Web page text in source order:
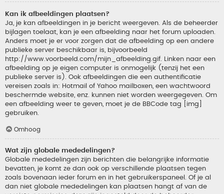
Kan ik afbeeldingen plaatsen?
Ja, je kan afbeeldingen in je bericht weergeven. Als de beheerder
bijlagen toelaat, kan je een afbeelding naar het forum uploaden.
Anders moet je er voor zorgen dat de afbeelding op een andere
publieke server beschikbaar is, bijvoorbeeld
http://www.voorbeeld.com/mijn_afbeelding.gif. Linken naar een
afbeelding op je eigen computer is onmogelijk (tenzij het een
publieke server is). Ook afbeeldingen die een authentificatie
vereisen zoals in: Hotmail of Yahoo mailboxen, een wachtwoord
beschermde website, enz. kunnen niet worden weergegeven. Om
een afbeelding weer te geven, moet je de BBCode tag [img]
gebruiken.
Omhoog
Wat zijn globale mededelingen?
Globale mededelingen zijn berichten die belangrijke informatie
bevatten, je komt ze dan ook op verschillende plaatsen tegen
zoals bovenaan ieder forum en in het gebruikerspaneel. Of je al
dan niet globale mededelingen kan plaatsen hangt af van de